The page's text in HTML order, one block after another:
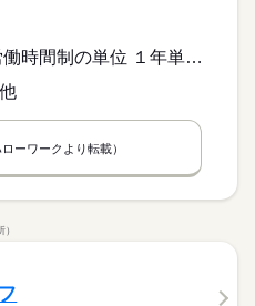
変形労働時間制 変形労働時間制の単位 １年単位 就業時間１ 8時00分〜17時00分 就業時間に関する特記事項 除雪作業での早朝出勤等は、時間外手当で対応します。
ローワークより転載）